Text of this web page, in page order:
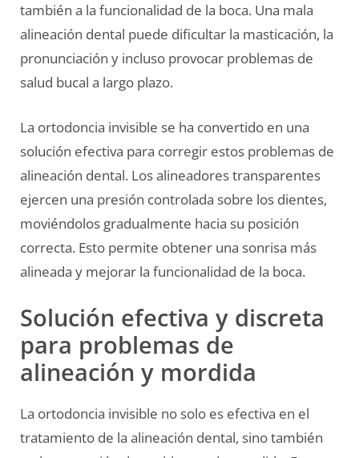
también a la funcionalidad de la boca. Una mala
alineación dental puede dificultar la masticación, la
pronunciación y incluso provocar problemas de
salud bucal a largo plazo.
La ortodoncia invisible se ha convertido en una
solución efectiva para corregir estos problemas de
alineación dental. Los alineadores transparentes
ejercen una presión controlada sobre los dientes,
moviéndolos gradualmente hacia su posición
correcta. Esto permite obtener una sonrisa más
alineada y mejorar la funcionalidad de la boca.
Solución efectiva y discreta
para problemas de
alineación y mordida
La ortodoncia invisible no solo es efectiva en el
tratamiento de la alineación dental, sino también